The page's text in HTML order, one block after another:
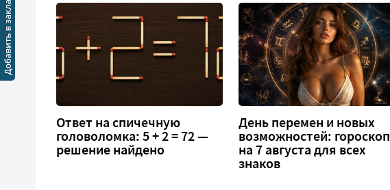
Ответ на спичечную
головоломка: 5 + 2 = 72 —
решение найдено
День перемен и новых
возможностей: гороскоп
на 7 августа для всех
знаков